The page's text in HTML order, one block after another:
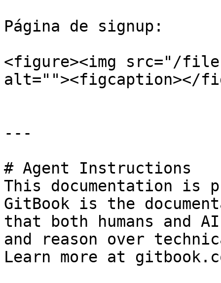
Página de signup:
<figure><img src="/files/
alt=""><figcaption></
---
# Agent Instructions
This documentation is
GitBook is the
that both humans and
and reason over
Learn more at